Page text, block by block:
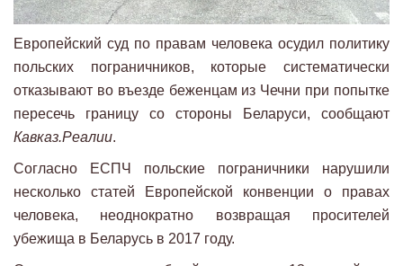
Европейский суд по правам человека осудил политику
польских пограничников, которые систематически
отказывают во въезде беженцам из Чечни при попытке
пересечь границу со стороны Беларуси, сообщают
Кавказ.Реалии.
Согласно ЕСПЧ польские пограничники нарушили
несколько статей Европейской конвенции о правах
человека, неоднократно возвращая просителей
убежища в Беларусь в 2017 году.